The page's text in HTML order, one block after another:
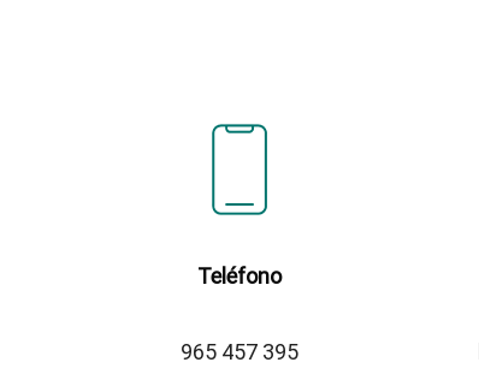
Teléfono
965 457 395